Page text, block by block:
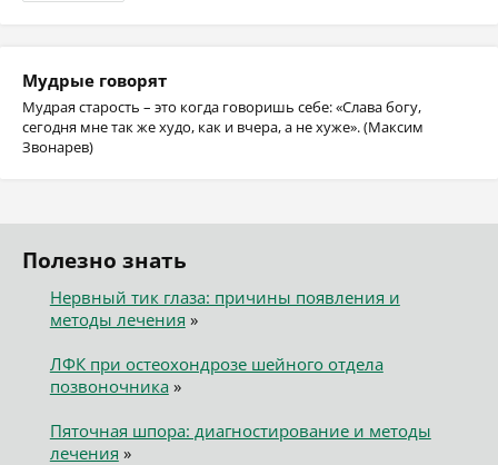
Мудрые говорят
Мудрая старость – это когда говоришь себе: «Слава богу,
сегодня мне так же худо, как и вчера, а не хуже». (Максим
Звонарев)
Полезно знать
Нервный тик глаза: причины появления и
методы лечения »
ЛФК при остеохондрозе шейного отдела
позвоночника»
Пяточная шпора: диагностирование и методы
лечения »